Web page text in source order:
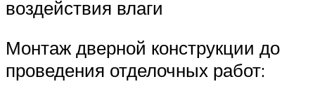
воздействия влаги
Монтаж дверной конструкции до
проведения отделочных работ: